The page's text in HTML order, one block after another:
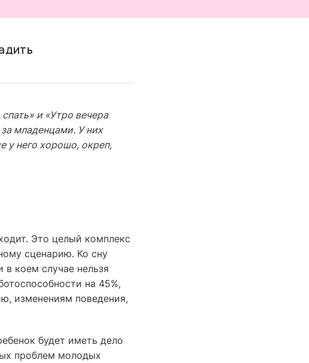
и «Утро вечера
младенцами. У них
у него хорошо, окреп,
Это целый комплекс
сценарию. Ко сну
коем случае нельзя
на 45%,
изменениям поведения,
будет иметь дело
проблем молодых